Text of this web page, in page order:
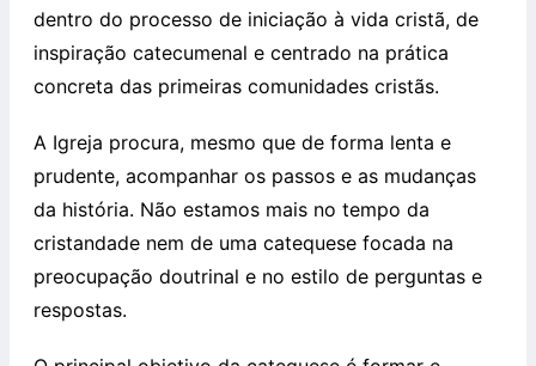
dentro do processo de iniciação à vida cristã, de
inspiração catecumenal e centrado na prática
concreta das primeiras comunidades cristãs.
A Igreja procura, mesmo que de forma lenta e
prudente, acompanhar os passos e as mudanças
da história. Não estamos mais no tempo da
cristandade nem de uma catequese focada na
preocupação doutrinal e no estilo de perguntas e
respostas.